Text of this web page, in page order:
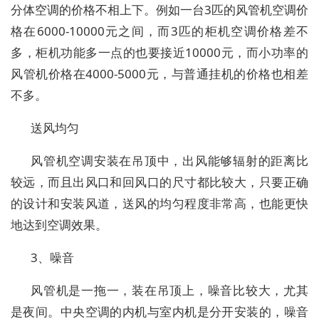
分体空调的价格不相上下。例如一台3匹的风管机空调价
格在6000-10000元之间，而3匹的柜机空调价格差不
多，柜机功能多一点的也要接近10000元，而小功率的
风管机价格在4000-5000元，与普通挂机的价格也相差
不多。
送风均匀
风管机空调安装在吊顶中，出风能够辐射的距离比
较远，而且出风口和回风口的尺寸都比较大，只要正确
的设计和安装风道，送风的均匀程度非常高，也能更快
地达到空调效果。
3、噪音
风管机是一拖一，装在吊顶上，噪音比较大，尤其
是夜间。中央空调的内机与室内机是分开安装的，噪音